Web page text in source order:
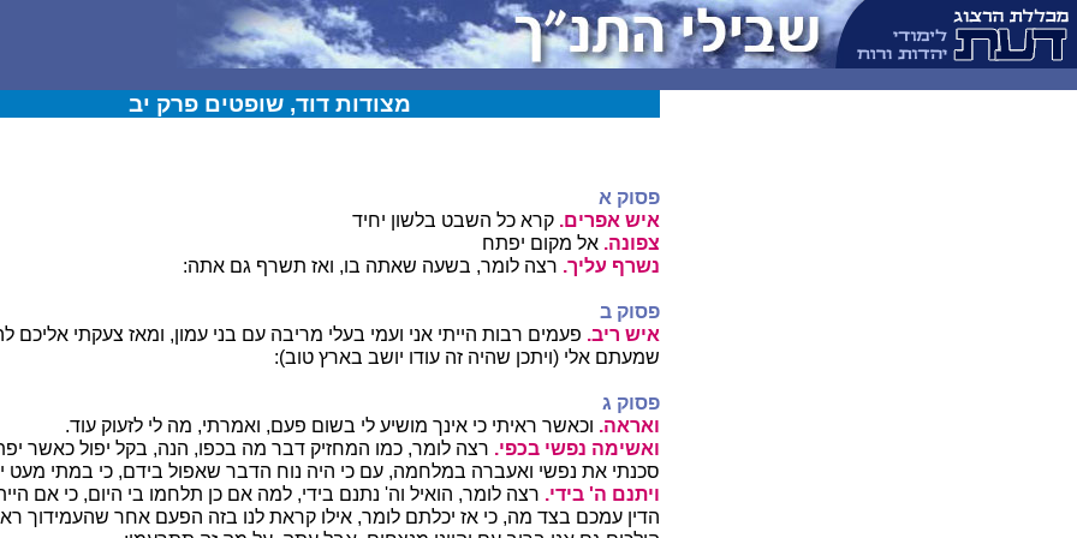
מצודות דוד, שופטים פרק יב
פסוק א
איש אפרים. קרא כל השבט בלשון יחיד
צפונה. אל מקום יפתח
נשרף עליך. רצה לומר, בשעה שאתה בו, ואז תשרף גם אתה:
פסוק ב
איש ריב. פעמים רבות הייתי אני ועמי בעלי מריבה עם בני עמון, ומאז צעקתי אליכם
שמעתם אלי (ויתכן שהיה זה עודו יושב בארץ טוב):
פסוק ג
ואראה. וכאשר ראיתי כי אינך מושיע לי בשום פעם, ואמרתי, מה לי לזעוק עוד.
ואשימה נפשי בכפי. רצה לומר, כמו המחזיק דבר מה בכפו, הנה, בקל יפול כאשר
סכנתי את נפשי ואעברה במלחמה, עם כי היה נוח הדבר שאפול בידם, כי במתי מעט
ויתנם ה' בידי. רצה לומר, הואיל וה' נתנם בידי, למה אם כן תלחמו בי היום, כי אם
הדין עמכם בצד מה, כי אז יכלתם לומר, אילו קראת לנו בזה הפעם אחר שהעמידוך